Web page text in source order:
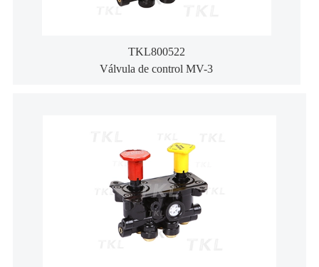
TKL800522
Válvula de control MV-3